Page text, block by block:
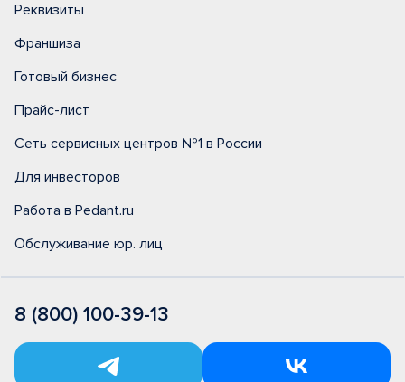
Реквизиты
Франшиза
Готовый бизнес
Прайс-лист
Сеть сервисных центров №1 в России
Для инвесторов
Работа в Pedant.ru
Обслуживание юр. лиц
8 (800) 100-39-13